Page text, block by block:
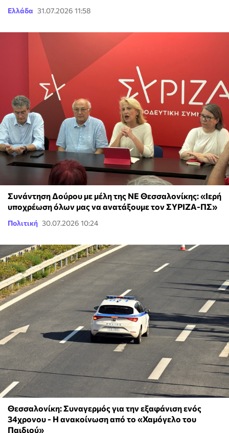
Ελλάδα 31.07.2026 11:58
Συνάντηση Δούρου με μέλη της ΝΕ Θεσσαλονίκης: «Ιερή
υποχρέωση όλων μας να ανατάξουμε τον ΣΥΡΙΖΑ-ΠΣ»
Πολιτική 30.07.2026 10:24
Θεσσαλονίκη: Συναγερμός για την εξαφάνιση ενός
34χρονου - Η ανακοίνωση από το «Χαμόγελο του
Παιδιού»